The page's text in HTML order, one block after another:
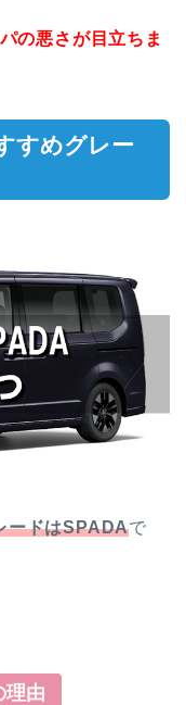
の悪さが目立ちま
すめグレー
ードはSPADAで
理由